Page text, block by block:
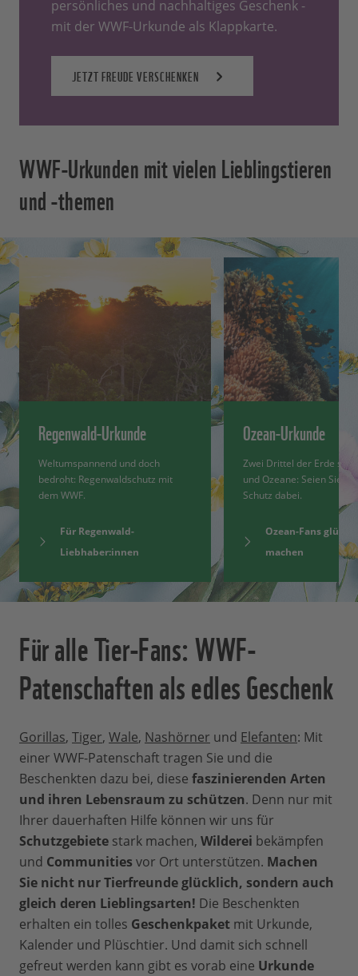
persönliches und nachhaltiges Geschenk -
mit der WWF-Urkunde als Klappkarte.
JETZT FREUDE VERSCHENKEN
WWF-Urkunden mit vielen Lieblingstieren
und -themen
Regenwald-Urkunde
Weltumspannend und doch
bedroht: Regenwaldschutz mit
dem WWF.
Für Regenwald-
Liebhaber:innen
Ozean-Urkunde
Zwei Drittel der Erde
und Ozeane: Seien Sie
Schutz dabei.
Ozean-Fans
machen
Für alle Tier-Fans: WWF-
Patenschaften als edles Geschenk
Gorillas, Tiger, Wale, Nashörner und Elefanten: Mit
einer WWF-Patenschaft tragen Sie und die
Beschenkten dazu bei, diese faszinierenden Arten
und ihren Lebensraum zu schützen. Denn nur mit
Ihrer dauerhaften Hilfe können wir uns für
Schutzgebiete stark machen, Wilderei bekämpfen
und Communities vor Ort unterstützen. Machen
Sie nicht nur Tierfreunde glücklich, sondern auch
gleich deren Lieblingsarten! Die Beschenkten
erhalten ein tolles Geschenkpaket mit Urkunde,
Kalender und Plüschtier. Und damit sich schnell
gefreut werden kann gibt es vorab eine Urkunde